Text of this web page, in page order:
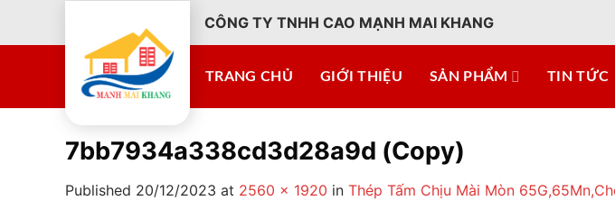
CÔNG TY TNHH CAO MẠNH MAI KHANG
TRANG CHỦ GIỚI THIỆU SẢN PHẨM TIN TỨC
7bb7934a338cd3d28a9d (Copy)
Published 20/12/2023 at 2560 × 1920 in Thép Tấm Chịu Mài Mòn